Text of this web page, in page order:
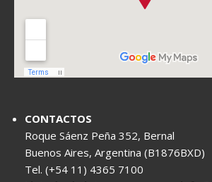
CONTACTOS
Roque Sáenz Peña 352, Bernal
Buenos Aires, Argentina (B1876BXD)
Tel. (+54 11) 4365 7100